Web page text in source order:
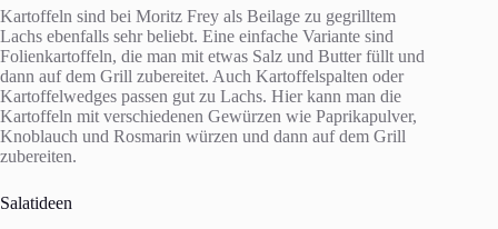
Kartoffeln sind bei Moritz Frey als Beilage zu gegrilltem
Lachs ebenfalls sehr beliebt. Eine einfache Variante sind
Folienkartoffeln, die man mit etwas Salz und Butter füllt und
dann auf dem Grill zubereitet. Auch Kartoffelspalten oder
Kartoffelwedges passen gut zu Lachs. Hier kann man die
Kartoffeln mit verschiedenen Gewürzen wie Paprikapulver,
Knoblauch und Rosmarin würzen und dann auf dem Grill
zubereiten.
Salatideen